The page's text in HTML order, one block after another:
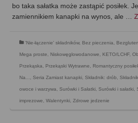
bo taka sałatka może zastąpić posiłek.
zamiennikiem kanapki na wynos, ale …
'Nie-łączenie' składników, Bez pieczenia,
Mega proste, Niskowęglowodanowe, KETO/LCHF,
Przekąska, Przekąski Wytrawne, Romantyczny
Na..., Seria Zamiast kanapki, Składnik: drób,
owoce i warzywa, Surówki i Sałatki, Surówki i sałatki,
imprezowe, Walentynki, Zdrowe jedzenie